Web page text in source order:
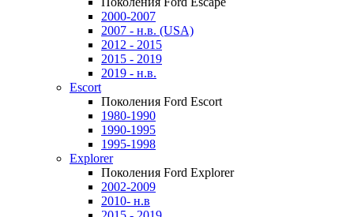
2000-2007
2007 - н.в. (USA)
2012 - 2015
2015 - 2019
2019 - н.в.
Escort
Поколения Ford Escort
1980-1990
1990-1995
1995-1998
Explorer
Поколения Ford Explorer
2002-2009
2010- н.в